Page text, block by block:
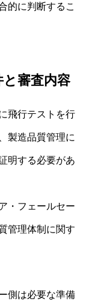
的に判断するこ
審査内容
飛行テストを行
製造品質管理に
明する必要があ
・フェールセー
管理体制に関す
側は必要な準備